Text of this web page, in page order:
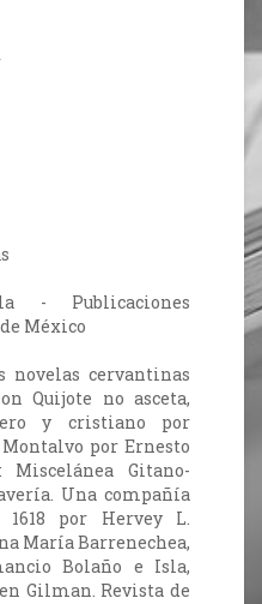
- Publicaciones
México
novelas cervantinas
Quijote no asceta,
y cristiano por
por Ernesto
Miscelánea Gitano-
Una compañía
por Hervey L.
María Barrenechea,
Bolaño e Isla,
Gilman. Revista de